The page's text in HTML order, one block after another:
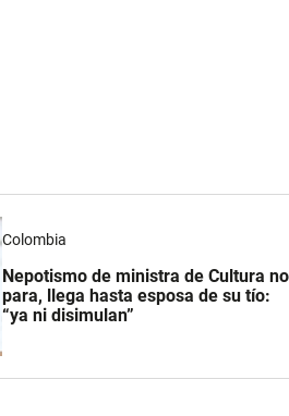
Colombia
Nepotismo de ministra de Cultura no
para, llega hasta esposa de su tío:
“ya ni disimulan”